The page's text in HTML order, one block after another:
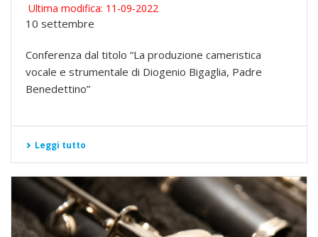
Ultima modifica: 11-09-2022
10 settembre
Conferenza dal titolo “La produzione cameristica
vocale e strumentale di Diogenio Bigaglia, Padre
Benedettino”
Leggi tutto